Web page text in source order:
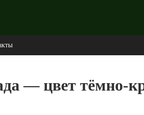
— цвет тёмно-